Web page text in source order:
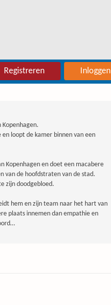
Registreren Inloggen
loopt de kamer binnen van een
Kopenhagen en doet een macabere
van de hoofdstraten van de stad.
zijn doodgebloed.
hem en zijn team naar het hart van
plaats innemen dan empathie en